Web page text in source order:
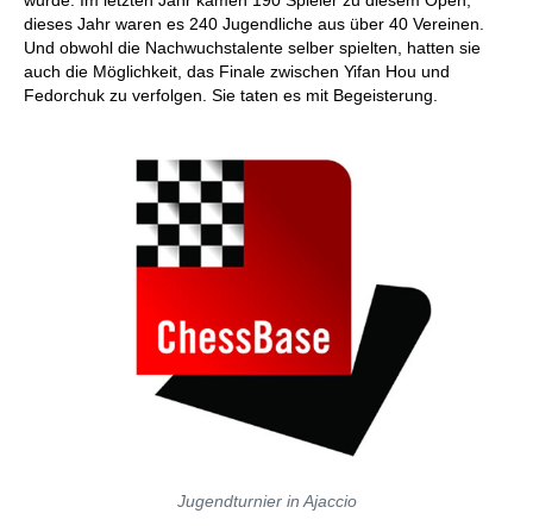
dieses Jahr waren es 240 Jugendliche aus über 40 Vereinen.
Und obwohl die Nachwuchstalente selber spielten, hatten sie
auch die Möglichkeit, das Finale zwischen Yifan Hou und
Fedorchuk zu verfolgen. Sie taten es mit Begeisterung.
Jugendturnier in Ajaccio